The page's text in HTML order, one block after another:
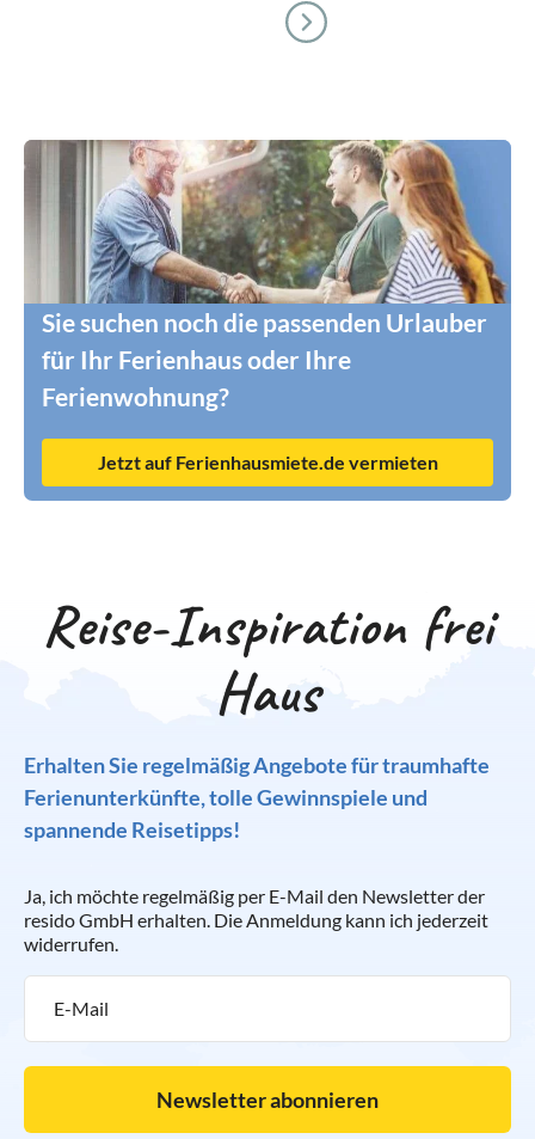
Sie suchen noch die passenden Urlauber
für Ihr Ferienhaus oder Ihre
Ferienwohnung?
Jetzt auf Ferienhausmiete.de vermieten
Reise-Inspiration frei
Haus
Erhalten Sie regelmäßig Angebote für traumhafte
Ferienunterkünfte, tolle Gewinnspiele und
spannende Reisetipps!
Ja, ich möchte regelmäßig per E-Mail den Newsletter der
resido GmbH erhalten. Die Anmeldung kann ich jederzeit
widerrufen.
Newsletter abonnieren